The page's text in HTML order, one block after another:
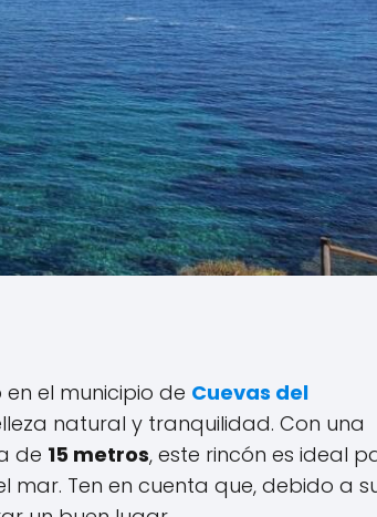
el municipio de Cuevas del
natural y tranquilidad. Con una
de 15 metros, este rincón es ideal
Ten en cuenta que, debido a